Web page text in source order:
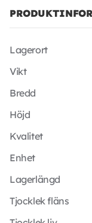
Lagerort
Vikt
Bredd
Höjd
Kvalitet
Enhet
Lagerlängd
Tjocklek fläns